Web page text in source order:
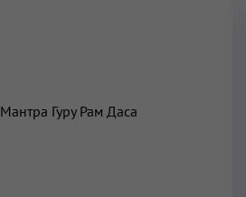
Мантра Гуру Рам Даса